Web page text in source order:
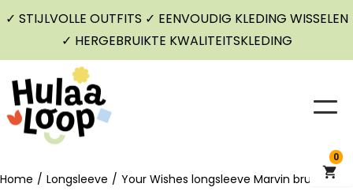
✓ STIJLVOLLE OUTFITS ✓ EENVOUDIG KLEDING WISSELEN
✓ HERGEBRUIKTE KWALITEITSKLEDING
Home / Longsleeve / Your Wishes longsleeve Marvin bruin
0